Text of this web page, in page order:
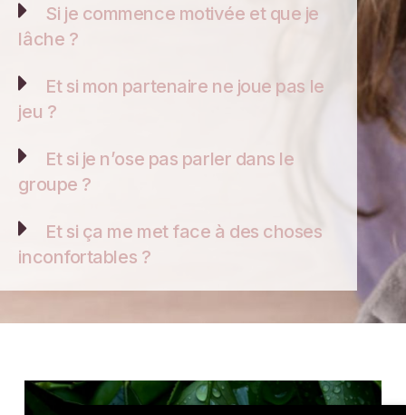
Si je commence motivée et que je
lâche ?
Et si mon partenaire ne joue pas le
jeu ?
Et si je n’ose pas parler dans le
groupe ?
Et si ça me met face à des choses
inconfortables ?